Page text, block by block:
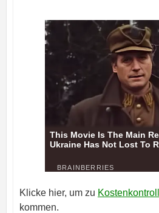
Klicke hier, um zu
kommen.